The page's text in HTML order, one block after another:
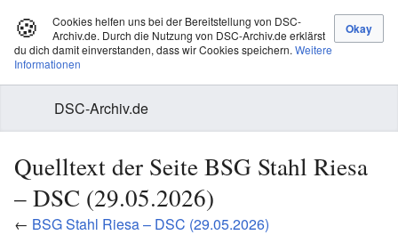
🍪
Cookies helfen uns bei der Bereitstellung von DSC-
Archiv.de. Durch die Nutzung von DSC-Archiv.de erklärst
du dich damit einverstanden, dass wir Cookies speichern. Weitere
Informationen
DSC-Archiv.de
Quelltext der Seite BSG Stahl Riesa
– DSC (29.05.2026)
← BSG Stahl Riesa – DSC (29.05.2026)